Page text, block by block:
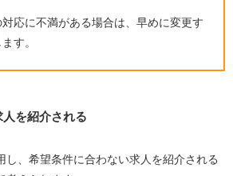
応に不満がある場合は、早めに変更す
す。
を紹介される
し、希望条件に合わない求人を紹介される